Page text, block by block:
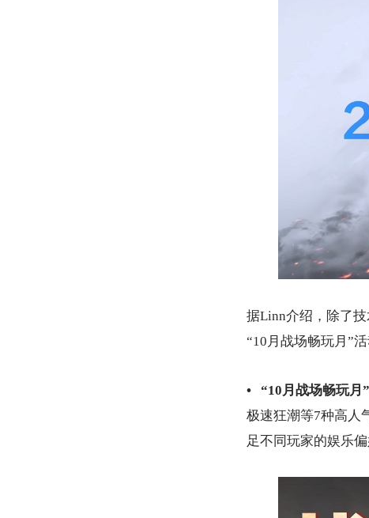
据Linn介绍，除了
“10月战场畅玩月”
• “10月战场畅玩月
极速狂潮等7种高人
足不同玩家的娱乐偏